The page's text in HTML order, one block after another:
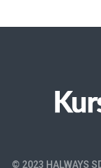
© 2023 HALWAYS